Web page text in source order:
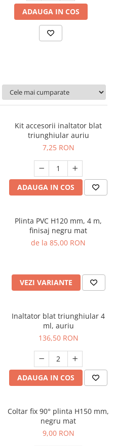
ADAUGA IN COS
Kit accesorii inaltator blat
triunghiular auriu
7,25 RON
ADAUGA IN COS
Plinta PVC H120 mm, 4 m,
finisaj negru mat
de la 85,00 RON
VEZI VARIANTE
Inaltator blat triunghiular 4
ml, auriu
136,50 RON
ADAUGA IN COS
Coltar fix 90° plinta H150 mm,
negru mat
9,00 RON